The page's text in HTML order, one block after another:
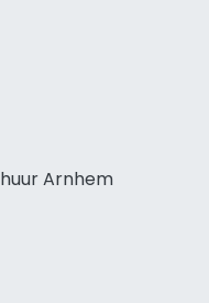
Arnhem